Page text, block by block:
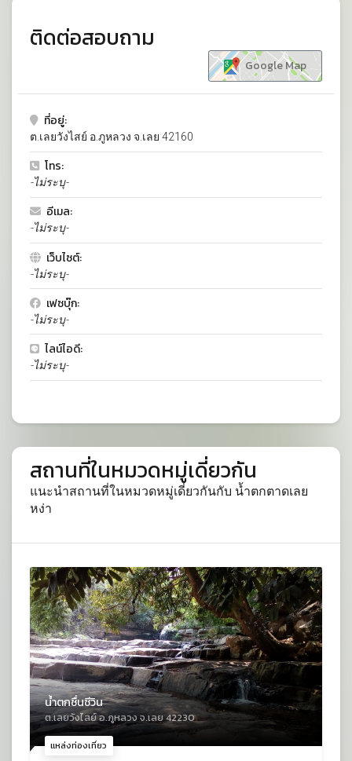
ติดต่อสอบถาม
Google Map
ที่อยู่:
ต.เลยวังไสย์ อ.ภูหลวง จ.เลย 42160
โทร:
-ไม่ระบุ-
อีเมล:
-ไม่ระบุ-
เว็บไซต์:
-ไม่ระบุ-
เฟซบุ๊ก:
-ไม่ระบุ-
ไลน์ไอดี:
-ไม่ระบุ-
สถานที่ในหมวดหมู่เดี่ยวกัน
แนะนำสถานที่ในหมวดหมู่เดี่ยวกันกับ น้ำตกตาดเลย
หง่า
แหล่งท่องเที่ยว
น้ำตกชื่นชีวิน
ต.เลยวังไสย์ อ.ภูหลวง จ.เลย 42230